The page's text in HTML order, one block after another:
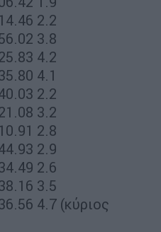
2.2
3.8
4.2
4.1
2.2
3.2
2.8
2.9
2.6
3.5
4.7 (κύριος